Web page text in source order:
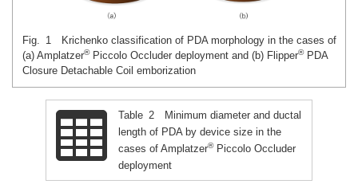
Fig. 1 Krichenko classification of PDA morphology in the cases of
(a) Amplatzer®Piccolo Occluder deployment and (b) Flipper®PDA
Closure Detachable Coil emborization
Table 2 Minimum diameter and ductal
length of PDA by device size in the
cases of Amplatzer®Piccolo Occluder
deployment